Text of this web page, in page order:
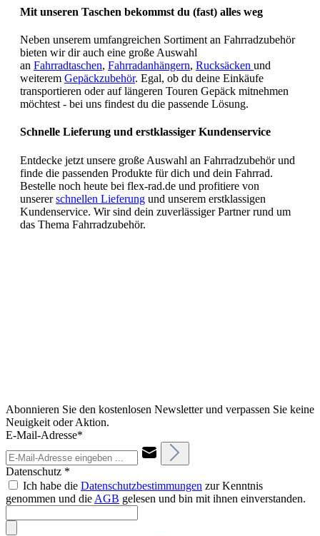
Mit unseren Taschen bekommst du (fast) alles weg
Neben unserem umfangreichen Sortiment an Fahrradzubehör
bieten wir dir auch eine große Auswahl
an Fahrradtaschen, Fahrradanhängern, Rucksäcken und
weiterem Gepäckzubehör. Egal, ob du deine Einkäufe
transportieren oder auf längeren Touren Gepäck mitnehmen
möchtest - bei uns findest du die passende Lösung.
Schnelle Lieferung und erstklassiger Kundenservice
Entdecke jetzt unsere große Auswahl an Fahrradzubehör und
finde die passenden Produkte für dich und dein Fahrrad.
Bestelle noch heute bei flex-rad.de und profitiere von
unsererschnellen Lieferung und unserem erstklassigen
Kundenservice. Wir sind dein zuverlässiger Partner rund um
das Thema Fahrradzubehör.
Abonnieren Sie den kostenlosen Newsletter und verpassen Sie keine
Neuigkeit oder Aktion.
E-Mail-Adresse*
Datenschutz *
Ich habe die Datenschutzbestimmungen zur Kenntnis
genommen und die AGB gelesen und bin mit ihnen einverstanden.